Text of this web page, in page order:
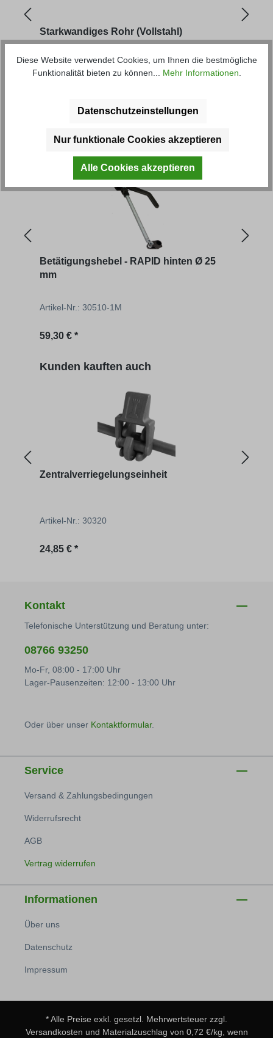
Starkwandiges Rohr (Vollstahl)
Artikel-Nr.: 30250-2.0M
18,54 € *
Produktgalerie überspringen
Kunden haben sich ebenfalls
Betätigungshebel - RAPID hinten Ø 25
mm
Artikel-Nr.: 30510-1M
Regulärer Preis:
59,30 € *
Produktgalerie überspringen
Kunden kauften auch
Zentralverriegelungseinheit
Artikel-Nr.: 30320
Regulärer Preis:
24,85 € *
Kontakt
Telefonische Unterstützung und Beratung unter:
08766 93250
Mo-Fr, 08:00 - 17:00 Uhr
Lager-Pausenzeiten: 12:00 - 13:00 Uhr
Oder über unser Kontaktformular.
Service
Versand & Zahlungsbedingungen
Widerrufsrecht
AGB
Vertrag widerrufen
Informationen
Über uns
Datenschutz
Impressum
* Alle Preise exkl. gesetzl. Mehrwertsteuer zzgl.
Versandkosten und Materialzuschlag von 0,72 €/kg, wenn
Diese Website verwendet Cookies, um Ihnen die bestmögliche
Funktionalität bieten zu können... Mehr Informationen.
Datenschutzeinstellungen
Nur funktionale Cookies akzeptieren
Alle Cookies akzeptieren